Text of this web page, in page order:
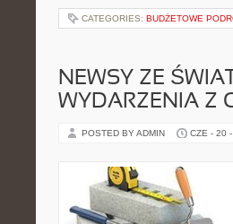
CATEGORIES: BUDŻETOWE
NEWSY ZE
WYDARZENIA Z
POSTED BY ADMIN CZE - 20